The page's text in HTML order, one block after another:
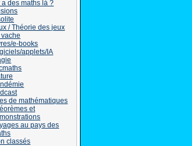
a des maths là ?
/ Théorie des jeux
vache
e-books
applets/IA
de mathématiques
et
au pays des
classés